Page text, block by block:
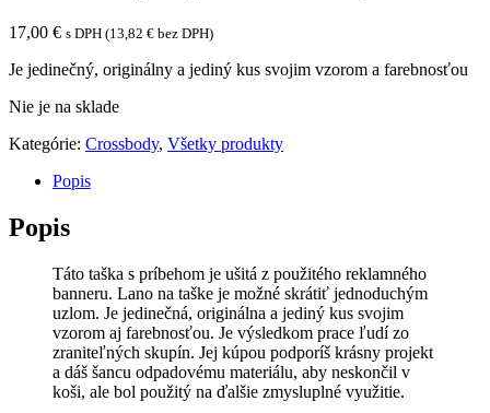
17,00 € s DPH (13,82 € bez DPH)
Je jedinečný, originálny a jediný kus svojim vzorom a farebnosťou
Nie je na sklade
Kategórie: Crossbody, Všetky produkty
Popis
Popis
Táto taška s príbehom je ušitá z použitého reklamného
banneru. Lano na taške je možné skrátiť jednoduchým
uzlom. Je jedinečná, originálna a jediný kus svojim
vzorom aj farebnosťou. Je výsledkom prace ľudí zo
zraniteľných skupín. Jej kúpou podporíš krásny projekt
a dáš šancu odpadovému materiálu, aby neskončil v
koši, ale bol použitý na ďalšie zmysluplné využitie.